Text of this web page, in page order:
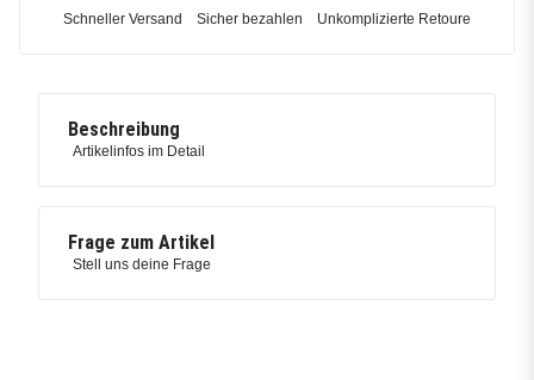
Schneller Versand Sicher bezahlen Unkomplizierte Retoure
Beschreibung
Artikelinfos im Detail
Frage zum Artikel
Stell uns deine Frage